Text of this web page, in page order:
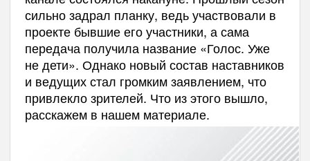
сильно задрал планку, ведь участвовали в
проекте бывшие его участники, а сама
передача получила название «Голос. Уже
не дети». Однако новый состав наставников
и ведущих стал громким заявлением, что
привлекло зрителей. Что из этого вышло,
расскажем в нашем материале.